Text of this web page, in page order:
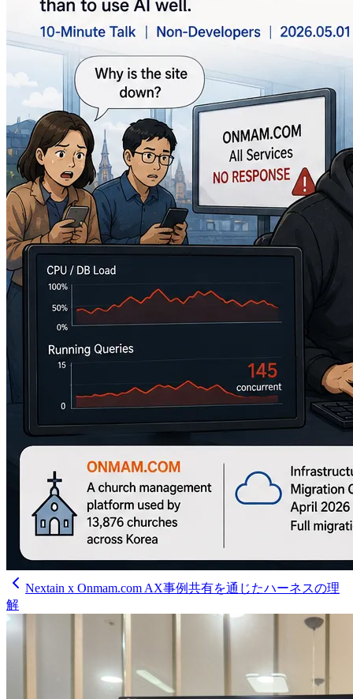
Nextain x Onmam.com AX事例共有を通じたハーネスの理
解